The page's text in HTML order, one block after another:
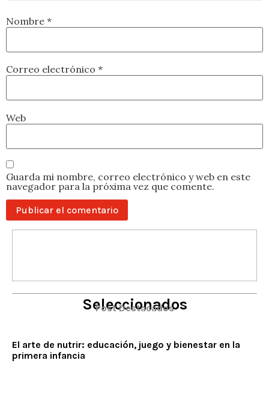
Nombre *
Correo electrónico *
Web
Guarda mi nombre, correo electrónico y web en este
navegador para la próxima vez que comente.
Seleccionados
Post Destacados
El arte de nutrir: educación, juego y bienestar en la
primera infancia